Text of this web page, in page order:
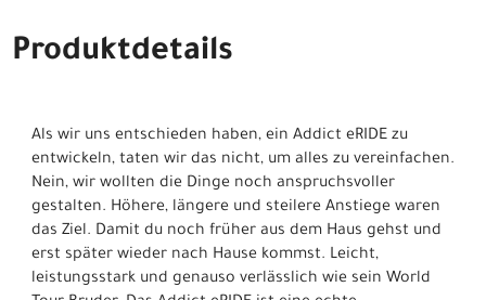
Produktdetails
Als wir uns entschieden haben, ein Addict eRIDE zu
entwickeln, taten wir das nicht, um alles zu vereinfachen.
Nein, wir wollten die Dinge noch anspruchsvoller
gestalten. Höhere, längere und steilere Anstiege waren
das Ziel. Damit du noch früher aus dem Haus gehst und
erst später wieder nach Hause kommst. Leicht,
leistungsstark und genauso verlässlich wie sein World